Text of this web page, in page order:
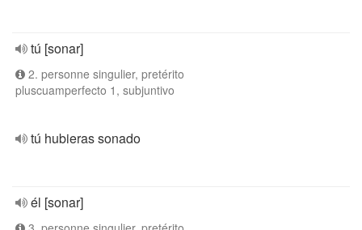
tú [sonar]
2. personne singulier, pretérito
pluscuamperfecto 1, subjuntivo
tú hubieras sonado
él [sonar]